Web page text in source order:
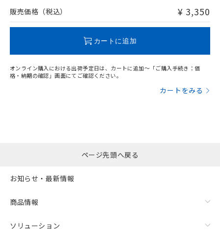
問い合わせください。
販売価格（税込） ¥ 3,350
カートに追加
オンライン購入における出荷予定日は、カートに追加～「ご購入手続き：価
格・納期の確認」画面にてご確認ください。
カートをみる
ページ先頭へ戻る
お知らせ・最新情報
商品情報
ソリューション